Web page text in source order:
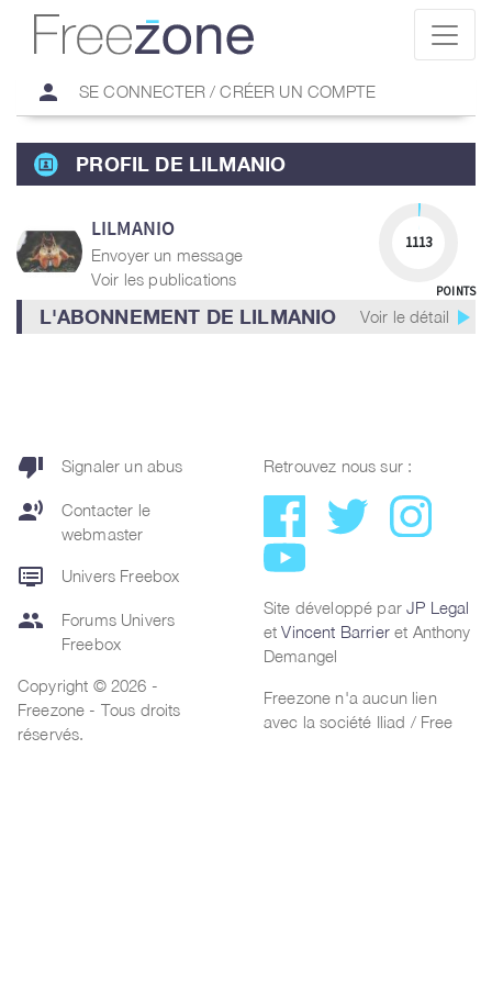
person SE CONNECTER / CRÉER UN COMPTE
PROFIL DE LILMANIO
LILMANIO
Envoyer un message
Voir les publications
1113
POINTS
L'ABONNEMENT DE LILMANIO Voir le détail play_arrow
thumb_down Signaler un abus
record_voice_over
Contacter le
webmaster
dvr Univers Freebox
group
Forums Univers
Freebox
Copyright © 2026 -
Freezone - Tous droits
réservés.
Retrouvez nous sur :
Site développé parJP Legal
etVincent Barrieret Anthony
Demangel
Freezone n'a aucun lien
avec la société Iliad / Free